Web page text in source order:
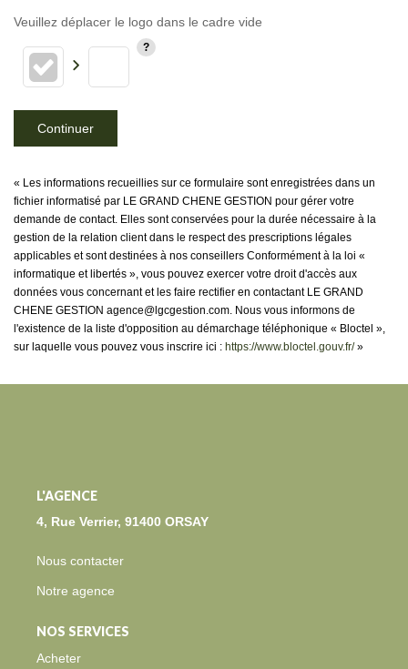
Veuillez déplacer le logo dans le cadre vide
Continuer
« Les informations recueillies sur ce formulaire sont enregistrées dans un
fichier informatisé par LE GRAND CHENE GESTION pour gérer votre
demande de contact. Elles sont conservées pour la durée nécessaire à la
gestion de la relation client dans le respect des prescriptions légales
applicables et sont destinées à nos conseillers Conformément à la loi «
informatique et libertés », vous pouvez exercer votre droit d'accès aux
données vous concernant et les faire rectifier en contactant LE GRAND
CHENE GESTION agence@lgcgestion.com. Nous vous informons de
l'existence de la liste d'opposition au démarchage téléphonique « Bloctel »,
sur laquelle vous pouvez vous inscrire ici : https://www.bloctel.gouv.fr/»
L'AGENCE
4, Rue Verrier, 91400 ORSAY
Nous contacter
Notre agence
NOS SERVICES
Acheter